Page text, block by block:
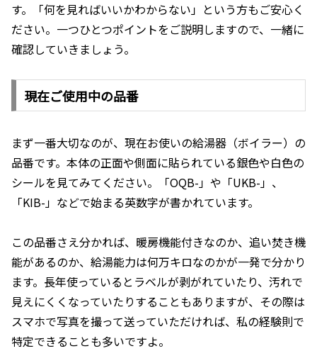
す。「何を見ればいいかわからない」という方もご安心く
ださい。一つひとつポイントをご説明しますので、一緒に
確認していきましょう。
現在ご使用中の品番
まず一番大切なのが、現在お使いの給湯器（ボイラー）の
品番です。本体の正面や側面に貼られている銀色や白色の
シールを見てみてください。「OQB-」や「UKB-」、
「KIB-」などで始まる英数字が書かれています。
この品番さえ分かれば、暖房機能付きなのか、追い焚き機
能があるのか、給湯能力は何万キロなのかが一発で分かり
ます。長年使っているとラベルが剥がれていたり、汚れで
見えにくくなっていたりすることもありますが、その際は
スマホで写真を撮って送っていただければ、私の経験則で
特定できることも多いですよ。